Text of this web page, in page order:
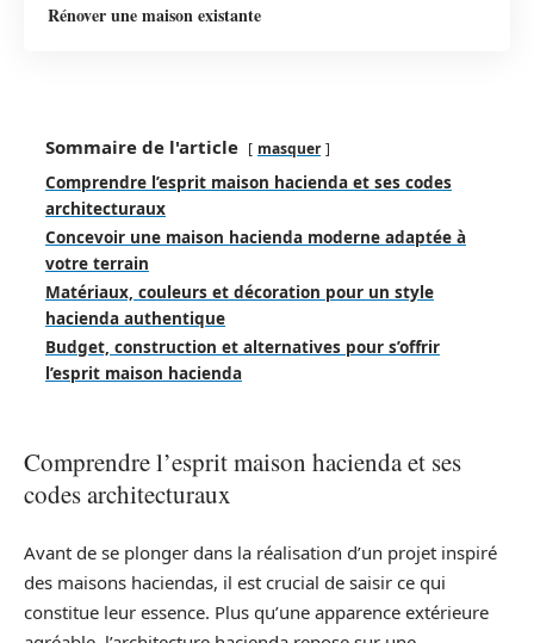
Rénover une maison existante
Sommaire de l'article masquer
Comprendre l’esprit maison hacienda et ses codes
architecturaux
Concevoir une maison hacienda moderne adaptée à
votre terrain
Matériaux, couleurs et décoration pour un style
hacienda authentique
Budget, construction et alternatives pour s’offrir
l’esprit maison hacienda
Comprendre l’esprit maison hacienda et ses
codes architecturaux
Avant de se plonger dans la réalisation d’un projet inspiré
des maisons haciendas, il est crucial de saisir ce qui
constitue leur essence. Plus qu’une apparence extérieure